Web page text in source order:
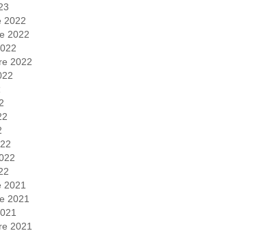
2022
2022
2022
2021
2021
2021